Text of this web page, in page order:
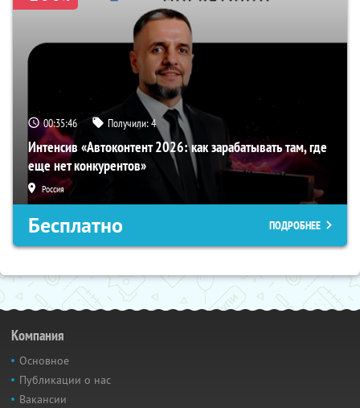
00:35:45 Получили:4
Интенсив «Автоконтент 2026: как зарабатывать там, где
еще нет конкурентов»
Россия
Бесплатно ПОДРОБНЕЕ
Компания
Основное
Публикации о нас
Вакансии